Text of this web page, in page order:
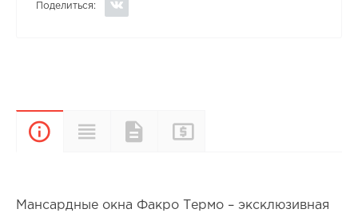
Поделиться:
ОписаниеХарактеристики
Документы
Мансардные окна Факро Термо – эксклюзивная